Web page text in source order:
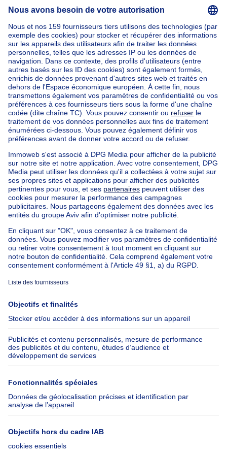
Accueil Belgique
Bruxelles (province)
Bruxelles (arrondissement)
Acheter votre villa à Uccle
Nos maisons hors de la Belgique
Maison à vendre France
Maison à vendre Espagne
Maison à vendre Italie
Maison à vendre Luxembourg
Maison à vendre Pays-bas
Nos biens pas chèrsMaison à vendre pas cher
Appartements à louer pas cher
Nos biens à louer avec chambres
Appartement à vendre avec 3 chambres
Maison à vendre avec 3 chambres
Appartement à louer avec 3 chambres
Maison à louer avec 3 chambres
Appartement à louer avec 3 chambres Bruxelles-ville
Immoweb
Presse
Emplois
Groupe Axel Springer
SeLoger.com
Immowelt.de
Belfius
Assurances
Check-list déménagement
Aide
FAQ
Accessibilité
Suivez-nous